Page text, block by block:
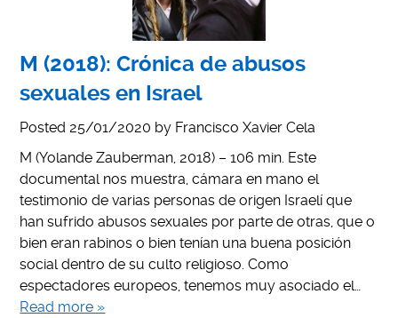
M (2018): Crónica de abusos
sexuales en Israel
Posted 25/01/2020 by Francisco Xavier Cela
M (Yolande Zauberman, 2018) – 106 min. Este
documental nos muestra, cámara en mano el
testimonio de varias personas de origen Israelí que
han sufrido abusos sexuales por parte de otras, que o
bien eran rabinos o bien tenían una buena posición
social dentro de su culto religioso. Como
espectadores europeos, tenemos muy asociado el…
Read more »